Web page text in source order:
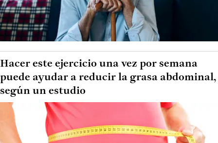
Hacer este ejercicio una vez por semana
puede ayudar a reducir la grasa abdominal,
según un estudio